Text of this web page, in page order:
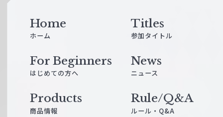
Home
ホーム
Titles
参加タイトル
For Beginners
はじめての方へ
News
ニュース
Products
商品情報
Rule/Q&A
ルール・Q&A